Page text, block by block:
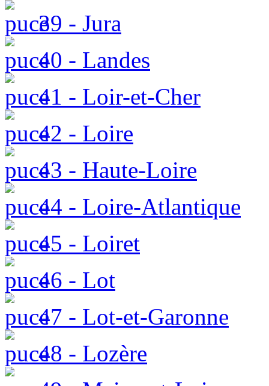
39 - Jura
40 - Landes
41 - Loir-et-Cher
42 - Loire
43 - Haute-Loire
44 - Loire-Atlantique
45 - Loiret
46 - Lot
47 - Lot-et-Garonne
48 - Lozère